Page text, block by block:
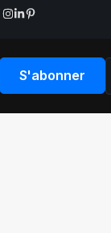
S'abonner